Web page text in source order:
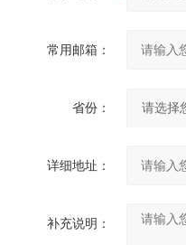
常用邮箱：
省份：
详细地址：
补充说明：